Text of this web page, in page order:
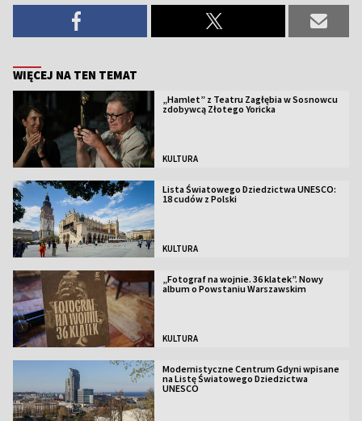
WIĘCEJ NA TEN TEMAT
„Hamlet” z Teatru Zagłębia w Sosnowcu
zdobywcą Złotego Yoricka
KULTURA
Lista Światowego Dziedzictwa UNESCO:
18 cudów z Polski
KULTURA
„Fotograf na wojnie. 36 klatek”. Nowy
album o Powstaniu Warszawskim
KULTURA
Modernistyczne Centrum Gdyni wpisane
na Listę Światowego Dziedzictwa
UNESCO